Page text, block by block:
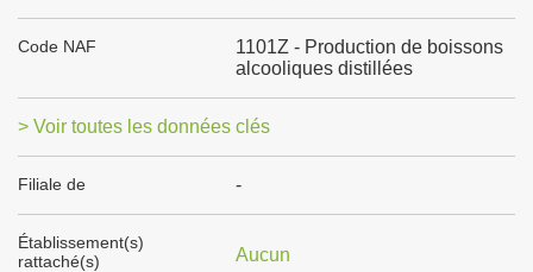
Code NAF
1101Z - Production de boissons
alcooliques distillées
> Voir toutes les données clés
Filiale de -
Établissement(s)
rattaché(s)
Aucun